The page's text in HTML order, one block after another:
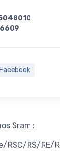
Facebook
Sram :
RSC/RS/RE/R